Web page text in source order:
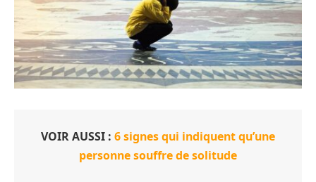
VOIR AUSSI : 6 signes qui indiquent qu’une
personne souffre de solitude